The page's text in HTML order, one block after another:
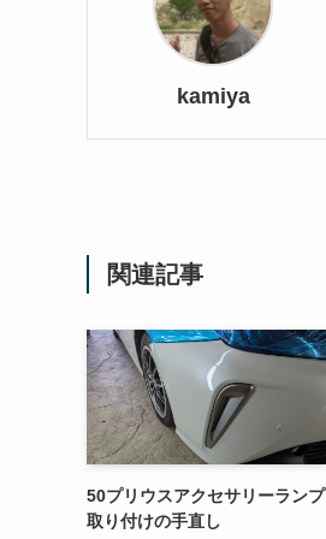
kamiya
関連記事
50プリウスアクセサリーランプ
取り付けの手直し